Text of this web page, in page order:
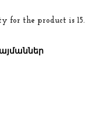
for the product is 15.